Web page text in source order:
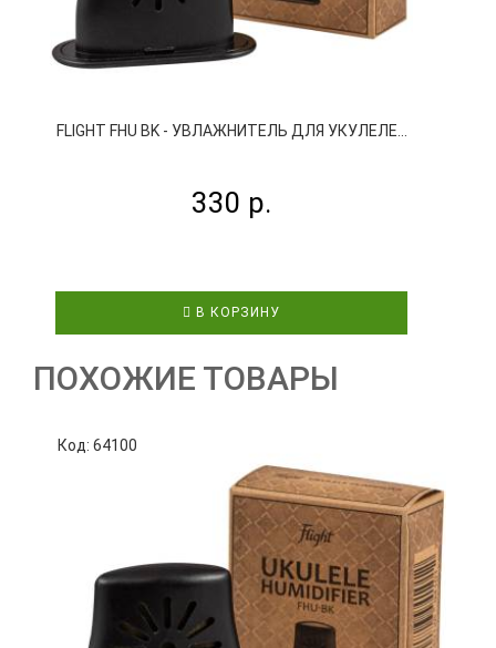
FLIGHT FHU BK - УВЛАЖНИТЕЛЬ ДЛЯ УКУЛЕЛЕ...
330 р.
В КОРЗИНУ
ПОХОЖИЕ ТОВАРЫ
Код: 64100